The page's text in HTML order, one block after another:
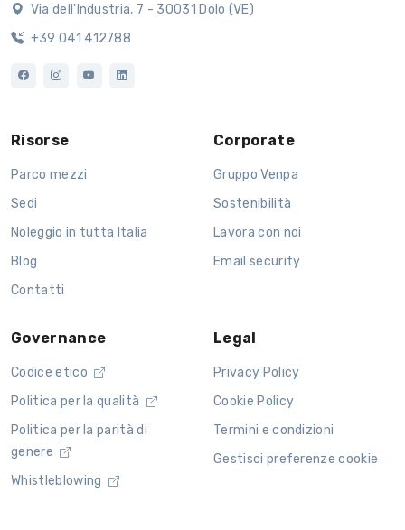
Via dell'Industria, 7 - 30031 Dolo (VE)
+39 041 412788
Risorse
Parco mezzi
Sedi
Noleggio in tutta Italia
Blog
Contatti
Corporate
Gruppo Venpa
Sostenibilità
Lavora con noi
Email security
Governance
Codice etico
Politica per la qualità
Politica per la parità di
genere
Whistleblowing
Legal
Privacy Policy
Cookie Policy
Termini e condizioni
Gestisci preferenze cookie